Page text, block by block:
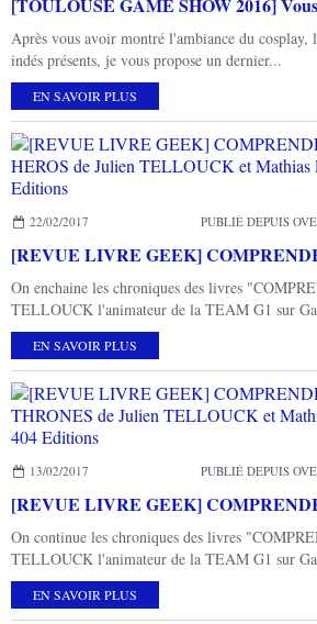
Après vous avoir montré l'ambiance du cosplay,
indés présents, je vous propose un dernier...
EN SAVOIR PLUS
22/02/2017 PUBLIÉ DEPUIS
On enchaine les chroniques des livres
TELLOUCK l'animateur de la TEAM G1 sur
EN SAVOIR PLUS
13/02/2017 PUBLIÉ DEPUIS
On continue les chroniques des livres
TELLOUCK l'animateur de la TEAM G1 sur
EN SAVOIR PLUS